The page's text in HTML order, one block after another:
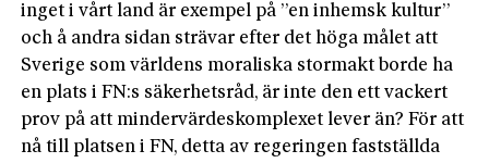
inget i vårt land är exempel på ”en inhemsk kultur”
och å andra sidan strävar efter det höga målet att
Sverige som världens moraliska stormakt borde ha
en plats i FN:s säkerhetsråd, är inte den ett vackert
prov på att mindervärdeskomplexet lever än? För att
nå till platsen i FN, detta av regeringen fastställda